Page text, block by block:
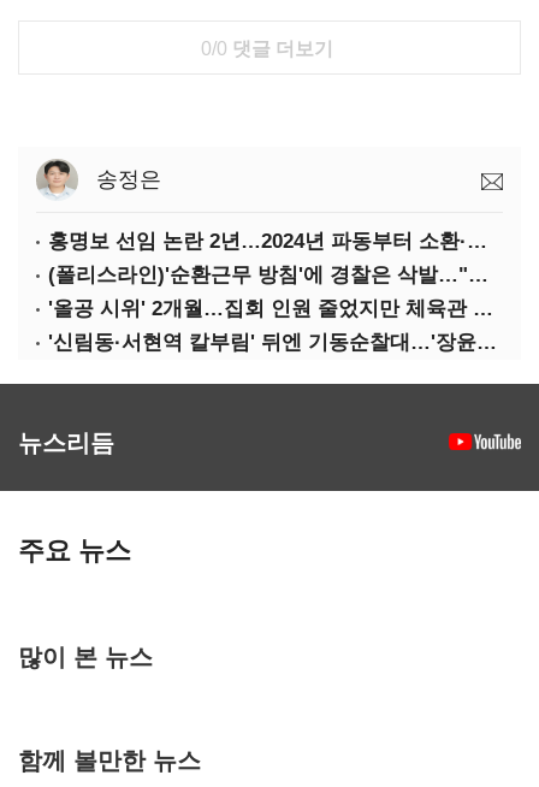
0/0 댓글 더보기
송정은
홍명보 선임 논란 2년…2024년 파동부터 소환·압색까지
(폴리스라인)'순환근무 방침'에 경찰은 삭발…"베테랑·수사력 보강 먼저"
'올공 시위' 2개월…집회 인원 줄었지만 체육관 봉쇄 계속
'신림동·서현역 칼부림' 뒤엔 기동순찰대…'장윤기 은폐·조작' 후엔 내부비리수사대
뉴스리듬
주요 뉴스
많이 본 뉴스
함께 볼만한 뉴스